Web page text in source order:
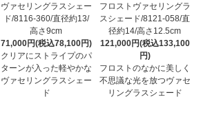
ヴァセリングラスシェー
ド/8116-360/直径約13/
高さ9cm
71,000円(税込78,100円)
クリアにストライプのパ
ターンが入った軽やかな
ヴァセリングラスシェー
ド
フロストヴァセリングラ
スシェード/8121-058/直
径約14/高さ12.5cm
121,000円(税込133,100
円)
フロストのなかに美しく
不思議な光を放つヴァセ
リングラスシェード